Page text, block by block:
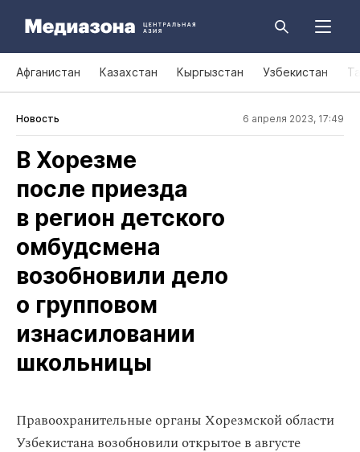
Афганистан Казахстан Кыргызстан Узбекистан
Новость 6 апреля 2023, 17:49
В Хорезме
после приезда
в регион детского
омбудсмена
возобновили дело
о групповом
изнасиловании
школьницы
Правоохранительные органы Хорезмской области
Узбекистана возобновили открытое в августе